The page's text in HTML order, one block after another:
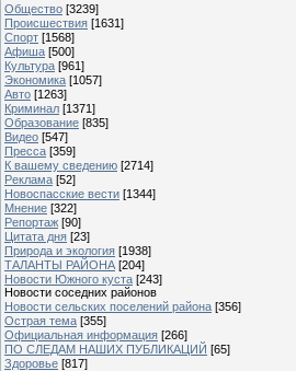
Общество [3239]
Происшествия [1631]
Спорт [1568]
Афиша [500]
Культура [961]
Экономика [1057]
Авто [1263]
Криминал [1371]
Образование [835]
Видео [547]
Пресса [359]
К вашему сведению [2714]
Реклама [52]
Новоспасские вести [1344]
Мнение [322]
Репортаж [90]
Цитата дня [23]
Природа и экология [1938]
ТАЛАНТЫ РАЙОНА [204]
Новости Южного куста [243]
Новости соседних районов
Новости сельских поселений района [356]
Острая тема [355]
Официальная информация [266]
ПО СЛЕДАМ НАШИХ ПУБЛИКАЦИЙ [65]
Здоровье [817]